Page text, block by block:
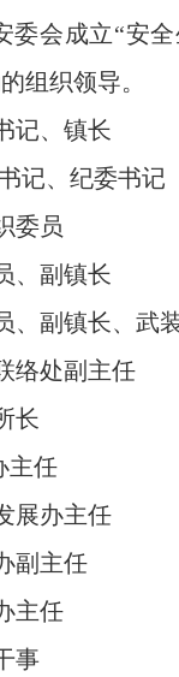
会成立“安全
组织领导。
、镇长
、纪委书记
员
镇长
长、武装
副主任
任
主任
主任
任